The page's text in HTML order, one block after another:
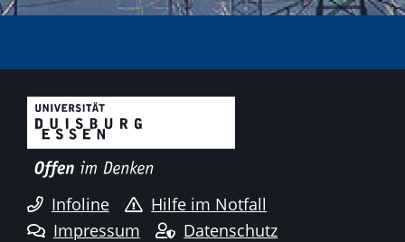
Infoline
Hilfe im Notfall
Impressum
Datenschutz